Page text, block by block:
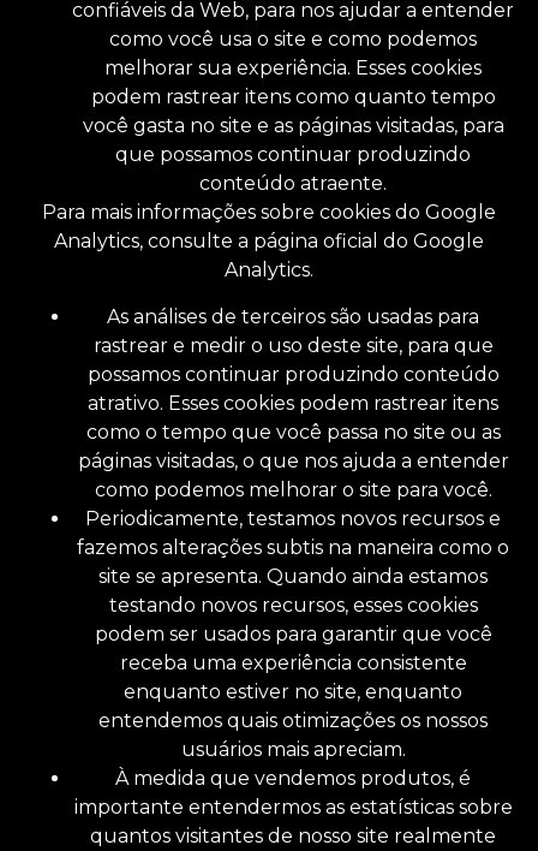
confiáveis ​​da Web, para nos ajudar a entender
como você usa o site e como podemos
melhorar sua experiência. Esses cookies
podem rastrear itens como quanto tempo
você gasta no site e as páginas visitadas, para
que possamos continuar produzindo
conteúdo atraente.
Para mais informações sobre cookies do Google
Analytics, consulte a página oficial do Google
Analytics.
As análises de terceiros são usadas para
rastrear e medir o uso deste site, para que
possamos continuar produzindo conteúdo
atrativo. Esses cookies podem rastrear itens
como o tempo que você passa no site ou as
páginas visitadas, o que nos ajuda a entender
como podemos melhorar o site para você.
Periodicamente, testamos novos recursos e
fazemos alterações subtis na maneira como o
site se apresenta. Quando ainda estamos
testando novos recursos, esses cookies
podem ser usados ​​para garantir que você
receba uma experiência consistente
enquanto estiver no site, enquanto
entendemos quais otimizações os nossos
usuários mais apreciam.
À medida que vendemos produtos, é
importante entendermos as estatísticas sobre
quantos visitantes de nosso site realmente